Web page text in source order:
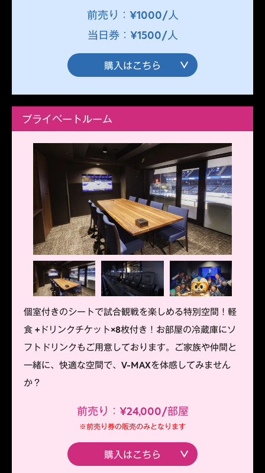
前売り：¥1000/人
当日券：¥1500/人
購入はこちら
プライベートルーム
個室付きのシートで試合観戦を楽しめる特別空間！軽
食 +ドリンクチケット×8枚付き！お部屋の冷蔵庫にソ
フトドリンクもご用意しております。ご家族や仲間と
一緒に、快適な空間で、V-MAXを体感してみません
か？
前売り：¥24,000/部屋
※前売り券の販売のみとなります
購入はこちら